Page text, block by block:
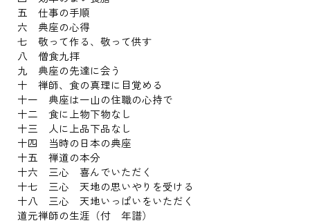
五 仕事の手順
六 典座の心得
七 敬って作る、敬って供す
八 僧食九拝
九 典座の先達に会う
十 禅師、食の真理に目覚める
十一 典座は一山の住職の心持で
十二 食に上物下物なし
十三 人に上品下品なし
十四 当時の日本の典座
十五 禅道の本分
十六 三心 喜んでいただく
十七 三心 天地の思いやりを受ける
十八 三心 天地いっぱいをいただく
道元禅師の生涯（付 年譜）